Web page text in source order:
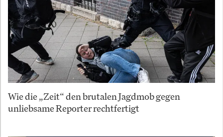
Wie die „Zeit“ den brutalen Jagdmob gegen
unliebsame Reporter rechtfertigt